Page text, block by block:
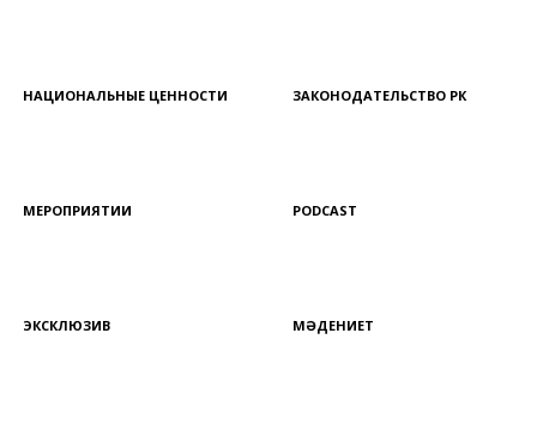
НАЦИОНАЛЬНЫЕ ЦЕННОСТИ ЗАКОНОДАТЕЛЬСТВО РК
МЕРОПРИЯТИИ PODCAST
ЭКСКЛЮЗИВ МӘДЕНИЕТ